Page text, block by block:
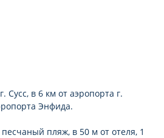
Сусс, в 6 км от аэропорта г.
Энфида.
пляж, в 50 м от отеля, 1